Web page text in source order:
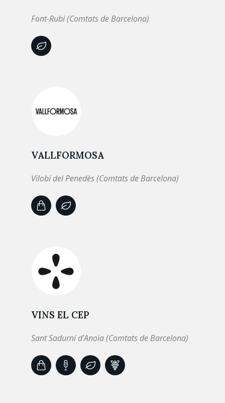
Font-Rubí (Comtats de Barcelona)
VALLFORMOSA
Vilobí del Penedès (Comtats de Barcelona)
VINS EL CEP
Sant Sadurní d’Anoia (Comtats de Barcelona)